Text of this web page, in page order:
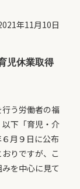
年11月10日
児休業取得
う労働者の福
下「育児・介
月９日に公布
りですが、こ
を中心に見て